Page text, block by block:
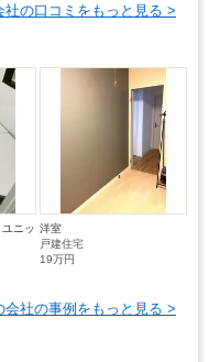
社の口コミをもっと見る >
ニッ 洋室
戸建住宅
19万円
会社の事例をもっと見る >